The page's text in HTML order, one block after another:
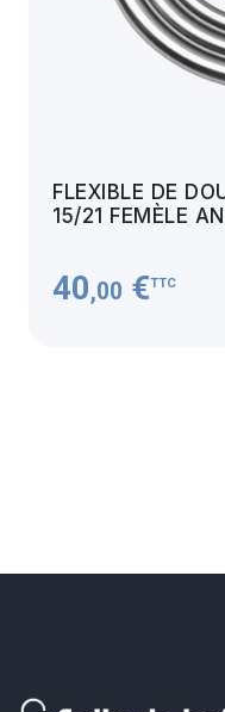
FLEXIBLE DE
15/21 FEMÈLE
40,00 €TTC